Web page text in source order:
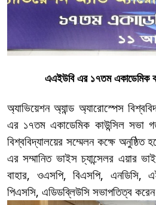
এএইউবি এর ১৭তম একাডেমিক
অ্যাভিয়েশন অ্যান্ড অ্যারোস্পেস
এর ১৭তম একাডেমিক কাউন্সিল সভা
বিশ্ববিদ্যালয়ের সম্মেলন কক্ষে
এর সম্মানিত ভাইস চ্যান্সেলর এয়ার
বাহার, ওএসপি, বিএসপি, এনডিসি,
পিএসসি, এডিডব্লিউসি সভাপতিত্ব